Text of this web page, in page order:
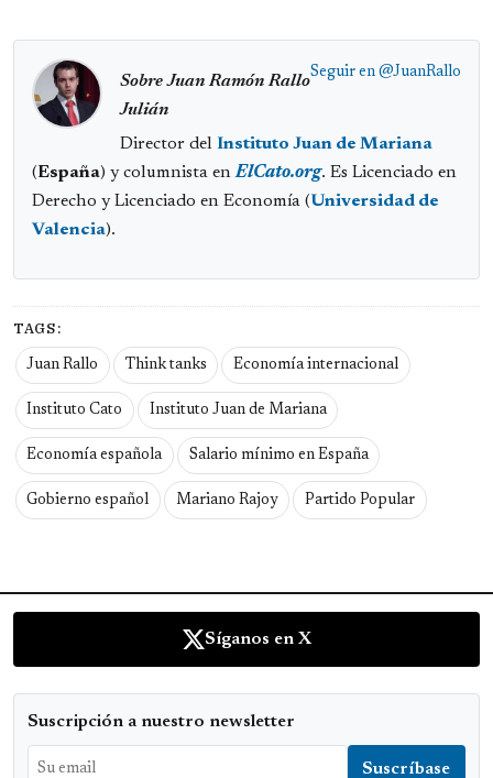
Seguir en @JuanRallo
Sobre Juan Ramón Rallo
Julián
Director del Instituto Juan de Mariana
(España) y columnista enElCato.org. Es Licenciado en
Derecho y Licenciado en Economía (Universidad de
Valencia).
TAGS:
Juan Rallo Think tanks Economía internacional
Instituto Cato Instituto Juan de Mariana
Economía española Salario mínimo en España
Gobierno español Mariano Rajoy Partido Popular
Síganos en X
Suscripción a nuestro newsletter